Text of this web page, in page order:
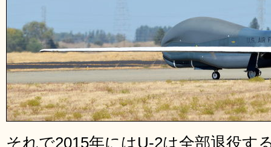
それで2015年にはU-2は全部退役す